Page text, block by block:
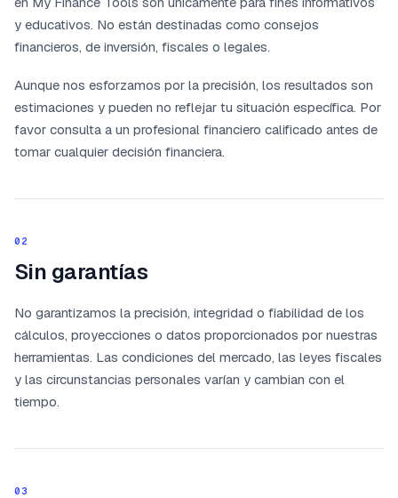
y educativos. No están destinadas como consejos
financieros, de inversión, fiscales o legales.
Aunque nos esforzamos por la precisión, los resultados son
estimaciones y pueden no reflejar tu situación específica. Por
favor consulta a un profesional financiero calificado antes de
tomar cualquier decisión financiera.
02
Sin garantías
No garantizamos la precisión, integridad o fiabilidad de los
cálculos, proyecciones o datos proporcionados por nuestras
herramientas. Las condiciones del mercado, las leyes fiscales
y las circunstancias personales varían y cambian con el
tiempo.
03